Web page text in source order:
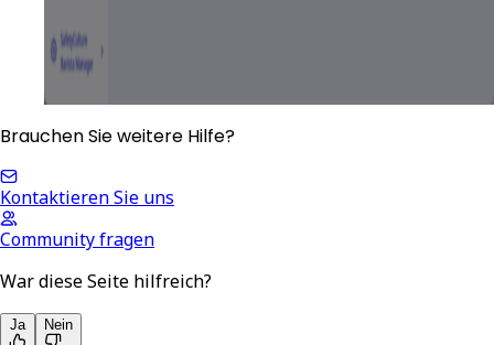
Brauchen Sie weitere Hilfe?
Kontaktieren Sie uns
Community fragen
War diese Seite hilfreich?
Ja Nein